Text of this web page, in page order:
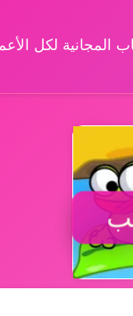
المجانية لكل